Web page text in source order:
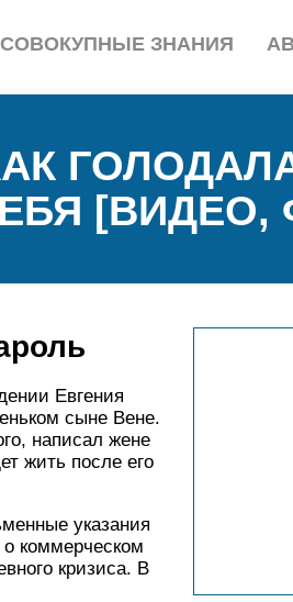
СОВОКУПНЫЕ ЗНАНИЯ
[ВИДЕО,
Евгения
сыне Вене.
написал жене
жить после его
указания
коммерческом
кризиса. В